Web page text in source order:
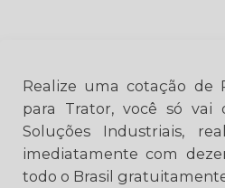
Realize uma cotação de
para Trator, você só vai
Soluções Industriais,
imediatamente com
todo o Brasil